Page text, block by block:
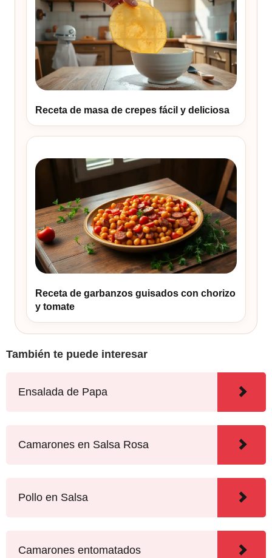
Receta de masa de crepes fácil y deliciosa
Receta de garbanzos guisados con chorizo
y tomate
También te puede interesar
Ensalada de Papa
Camarones en Salsa Rosa
Pollo en Salsa
Camarones entomatados